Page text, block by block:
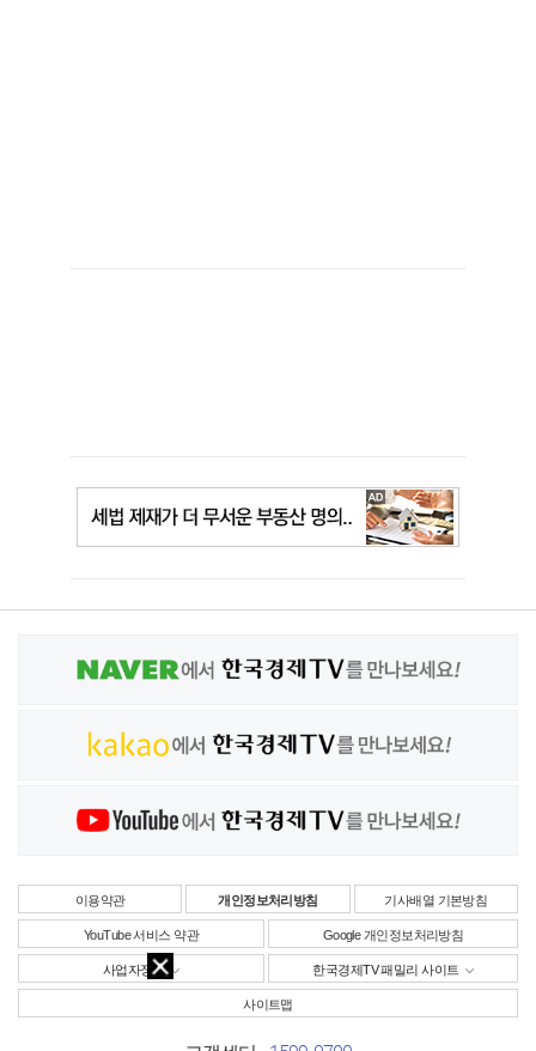
이용약관 개인정보처리방침 기사배열 기본방침
YouTube 서비스 약관 Google 개인정보처리방침
사업자정보 한국경제TV 패밀리 사이트
사이트맵